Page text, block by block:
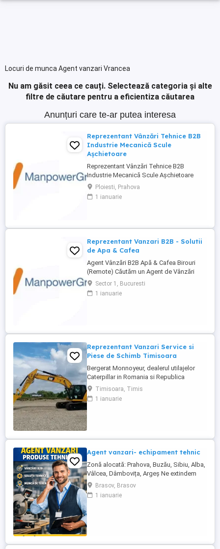
Locuri de munca Agent vanzari Vrancea
Nu am găsit ceea ce cauți. Selectează categoria și alte
filtre de căutare pentru a eficientiza căutarea
Anunțuri care te-ar putea interesa
Reprezentant Vânzări Tehnice B2B
Industrie Mecanică Scule
Așchietoare
Reprezentant Vânzări Tehnice B2B
Industrie Mecanică Scule Așchietoare
Companie specializată în importul și
distribuția de scule așchietoare și
echipamente industriale din Europa,
Reprezentanți de Vânzări Tehnice pentru
Ploiesti, Prahova
1 ianuarie
Reprezentant Vanzari B2B - Solutii
de Apa & Cafea
Agent Vânzări B2B Apă & Cafea Birouri
(Remote) Căutăm un Agent de Vânzări
B2B motivat, orientat spre rezultate, pentru
promovarea soluțiilor de apă și cafea
dedicate mediului office. Zonă
Sector 1, Bucuresti
1 ianuarie
Reprezentant Vanzari Service si
Piese de Schimb Timisoara
Bergerat Monnoyeur, dealerul utilajelor
Caterpillar in Romania si Republica
Moldova, angajeaza Reprezentant Vanzari
Service si Piese de Schimb, pentru divizia
de utilaje. Cerinte: Studii superioare în
Timisoara, Timis
1 ianuarie
Agent vanzari- echipament tehnic
Zonă alocată: Prahova, Buzău, Sibiu, Alba,
Vâlcea, Dâmbovița, Argeș Ne extindem
echipa de vânzări și căutăm un Agent
Vânzări Soluții Tehnice, orientat către
rezultate, cu experiență în vânzări B2B și
Brasov, Brasov
1 ianuarie